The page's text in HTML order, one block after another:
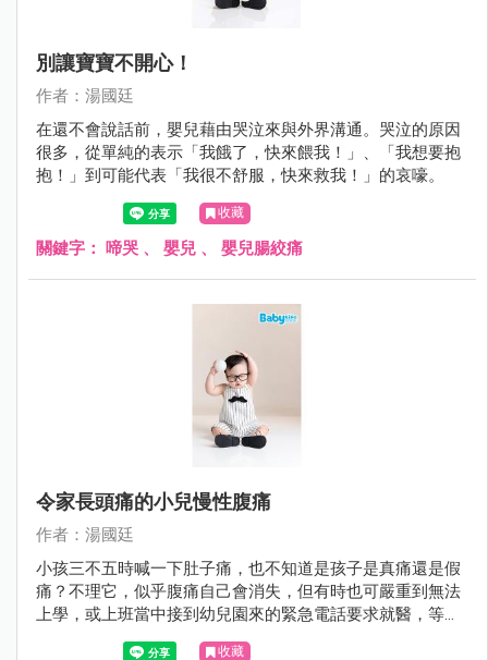
別讓寶寶不開心！
作者：湯國廷
在還不會說話前，嬰兒藉由哭泣來與外界溝通。哭泣的原因
很多，從單純的表示「我餓了，快來餵我！」、「我想要抱
抱！」到可能代表「我很不舒服，快來救我！」的哀嚎。
收藏
關鍵字： 啼哭 、 嬰兒 、 嬰兒腸絞痛
令家長頭痛的小兒慢性腹痛
作者：湯國廷
小孩三不五時喊一下肚子痛，也不知道是孩子是真痛還是假
痛？不理它，似乎腹痛自己會消失，但有時也可嚴重到無法
上學，或上班當中接到幼兒園來的緊急電話要求就醫，等真
正帶小孩到醫院時，他又說不痛了。久而久之，腹痛好像是
收藏